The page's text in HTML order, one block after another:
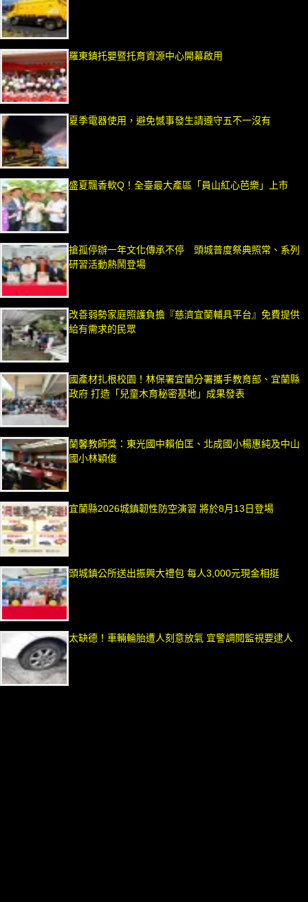
羅東鎮托嬰暨托育資源中心開幕啟用
夏季電器使用，避免憾事發生請遵守五不一沒有
盛夏飄香軟Q！全臺最大產區「員山紅心芭樂」上市
搶孤停辦一年文化傳承不停 頭城普度祭典照常、系列
研習活動熱鬧登場
改善弱勢家庭照護負擔『慈濟宜蘭輔具平台』免費提供
給有需求的民眾
國產材扎根校園！林保署宜蘭分署攜手教育部、宜蘭縣
政府 打造「兒童木育秘密基地」成果發表
蘭馨教師獎：東光國中賴伯匡、北成國小楊惠純及中山
國小林穎俊
宜蘭縣2026城鎮韌性防空演習 將於8月13日登場
頭城鎮公所送出振興大禮包 每人3,000元現金相挺
太缺德！車輛輪胎遭人刻意放氣 宜警調閱監視要逮人